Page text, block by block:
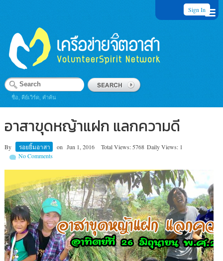
Sign In
ชื่อ, คีย์เวิร์ด, คำค้น
อาสาขุดหญ้าแฝก แลกความดี
By รอยยิ้มอาสา on Jun 1, 2016 Total Views: 5768 Daily Views: 1
No Comments